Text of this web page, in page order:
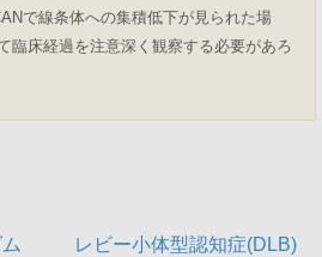
で線条体への集積低下が見られた場
臨床経過を注意深く観察する必要があろ
レビー小体型認知症(DLB)